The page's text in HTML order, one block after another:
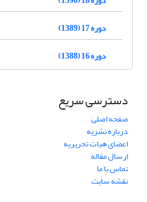
دوره 17 (1389)
دوره 16 (1388)
دسترسی سریع
صفحه اصلی
درباره نشریه
اعضای هیات تحریریه
ارسال مقاله
تماس با ما
نقشه سایت